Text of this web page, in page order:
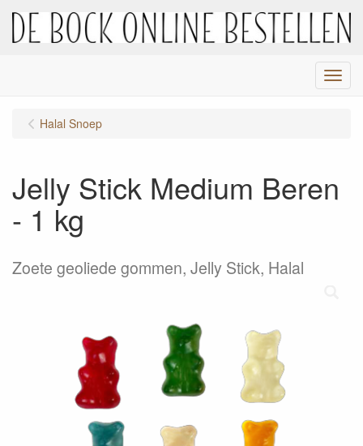
Menu
Halal Snoep
Jelly Stick Medium Beren
- 1 kg
Zoete geoliede gommen, Jelly Stick, Halal